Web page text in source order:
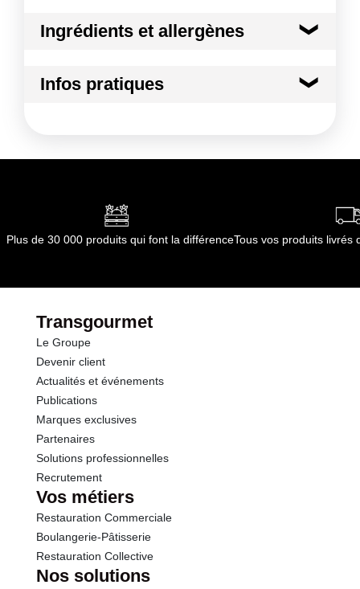
Ingrédients et allergènes
Non applicable
Infos pratiques
Durée totale du produit :Non applicable
Opérations
Plus de 30 000 produits qui font la différenceTous vos produits livrés
Transgourmet
Le Groupe
Devenir client
Actualités et événements
Publications
Marques exclusives
Partenaires
Solutions professionnelles
Recrutement
Vos métiers
Restauration Commerciale
Boulangerie-Pâtisserie
Restauration Collective
Nos solutions